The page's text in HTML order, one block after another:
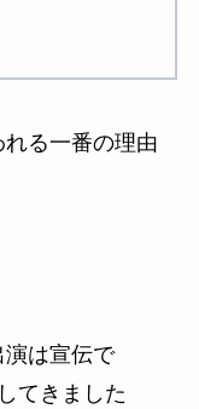
る一番の理由
は宣伝で
てきました